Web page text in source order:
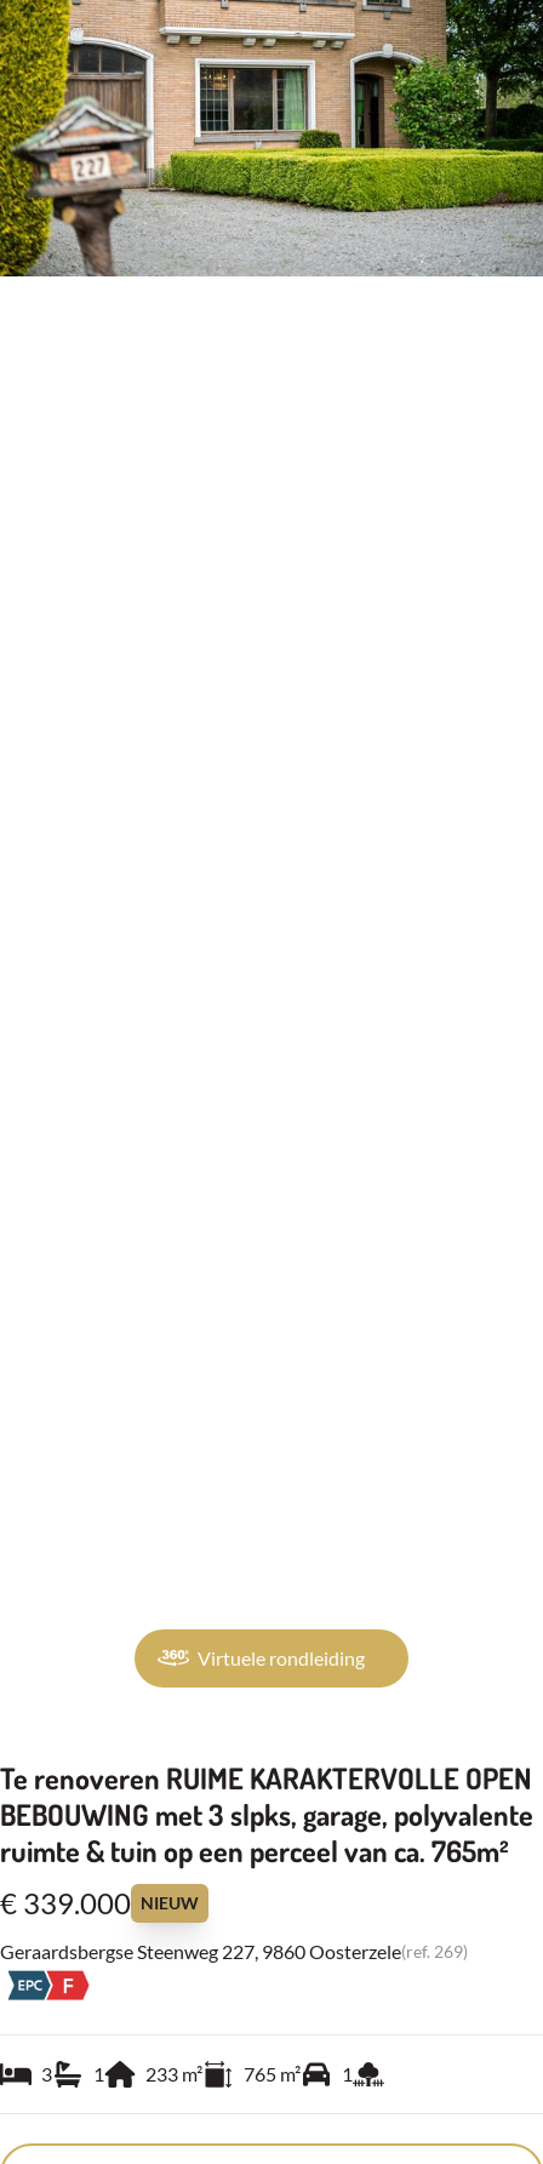
Virtuele rondleiding
Te renoveren RUIME KARAKTERVOLLE OPEN
BEBOUWING met 3 slpks, garage, polyvalente
ruimte & tuin op een perceel van ca. 765m²
€ 339.000 NIEUW
Geraardsbergse Steenweg 227, 9860 Oosterzele(ref. 269)
3 1 233 m² 765 m² 1